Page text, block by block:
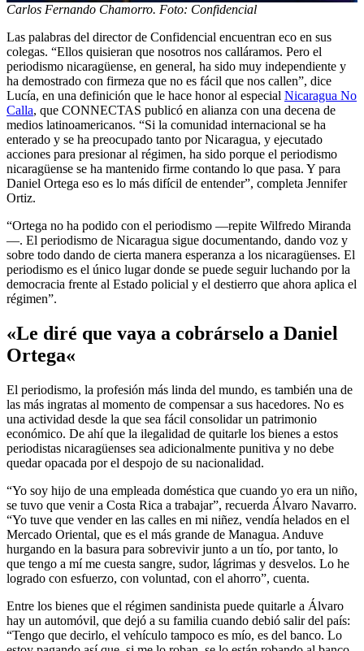
Carlos Fernando Chamorro. Foto: Confidencial
Las palabras del director de Confidencial encuentran eco en sus
colegas. “Ellos quisieran que nosotros nos calláramos. Pero el
periodismo nicaragüense, en general, ha sido muy independiente y
ha demostrado con firmeza que no es fácil que nos callen”, dice
Lucía, en una definición que le hace honor al especial Nicaragua No
Calla, que CONNECTAS publicó en alianza con una decena de
medios latinoamericanos. “Si la comunidad internacional se ha
enterado y se ha preocupado tanto por Nicaragua, y ejecutado
acciones para presionar al régimen, ha sido porque el periodismo
nicaragüense se ha mantenido firme contando lo que pasa. Y para
Daniel Ortega eso es lo más difícil de entender”, completa Jennifer
Ortiz.
“Ortega no ha podido con el periodismo —repite Wilfredo Miranda
—. El periodismo de Nicaragua sigue documentando, dando voz y
sobre todo dando de cierta manera esperanza a los nicaragüenses. El
periodismo es el único lugar donde se puede seguir luchando por la
democracia frente al Estado policial y el destierro que ahora aplica el
régimen”.
«Le diré que vaya a cobrárselo a Daniel
Ortega«
El periodismo, la profesión más linda del mundo, es también una de
las más ingratas al momento de compensar a sus hacedores. No es
una actividad desde la que sea fácil consolidar un patrimonio
económico. De ahí que la ilegalidad de quitarle los bienes a estos
periodistas nicaragüenses sea adicionalmente punitiva y no debe
quedar opacada por el despojo de su nacionalidad.
“Yo soy hijo de una empleada doméstica que cuando yo era un niño,
se tuvo que venir a Costa Rica a trabajar”, recuerda Álvaro Navarro.
“Yo tuve que vender en las calles en mi niñez, vendía helados en el
Mercado Oriental, que es el más grande de Managua. Anduve
hurgando en la basura para sobrevivir junto a un tío, por tanto, lo
que tengo a mí me cuesta sangre, sudor, lágrimas y desvelos. Lo he
logrado con esfuerzo, con voluntad, con el ahorro”, cuenta.
Entre los bienes que el régimen sandinista puede quitarle a Álvaro
hay un automóvil, que dejó a su familia cuando debió salir del país:
“Tengo que decirlo, el vehículo tampoco es mío, es del banco. Lo